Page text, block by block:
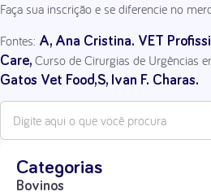
Faça sua inscrição e se diferencie no
Fontes: A, Ana Cristina. VET
Care, Curso de Cirurgias de Urgências
Gatos Vet Food,S, Ivan F. Charas.
Categorias
Bovinos